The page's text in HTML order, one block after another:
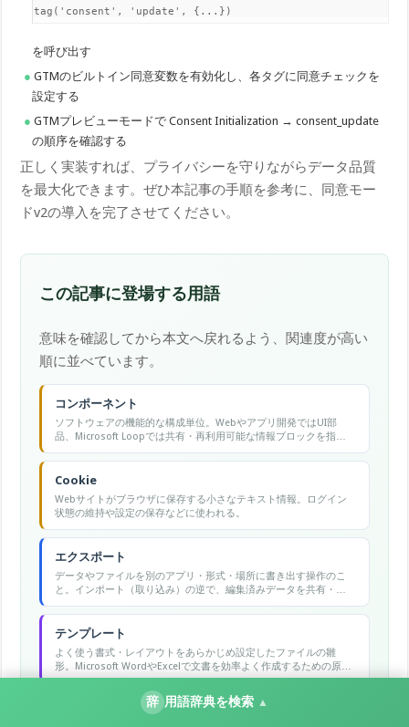
gtag('consent', 'update', {...})
を呼び出す
GTMのビルトイン同意変数を有効化し、各タグに同意チェックを
設定する
GTMプレビューモードで Consent Initialization → consent_update
の順序を確認する
正しく実装すれば、プライバシーを守りながらデータ品質
を最大化できます。ぜひ本記事の手順を参考に、同意モー
ドv2の導入を完了させてください。
この記事に登場する用語
意味を確認してから本文へ戻れるよう、関連度が高い
順に並べています。
コンポーネント
ソフトウェアの機能的な構成単位。Webやアプリ開発ではUI部
品、Microsoft Loopでは共有・再利用可能な情報ブロックを指
す。
Cookie
Webサイトがブラウザに保存する小さなテキスト情報。ログイン
状態の維持や設定の保存などに使われる。
エクスポート
データやファイルを別のアプリ・形式・場所に書き出す操作のこ
と。インポート（取り込み）の逆で、編集済みデータを共有・保
存・移行できる形式に変換して出力する。
テンプレート
よく使う書式・レイアウトをあらかじめ設定したファイルの雛
形。Microsoft WordやExcelで文書を効率よく作成するための原型
ファイルで、毎回ゼロから作る手間を省く。
辞 用語辞典を検索 ▲